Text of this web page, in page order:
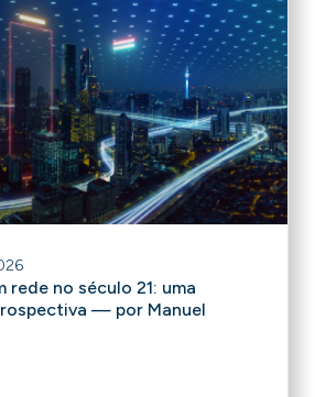
rede no século 21: uma
— por Manuel